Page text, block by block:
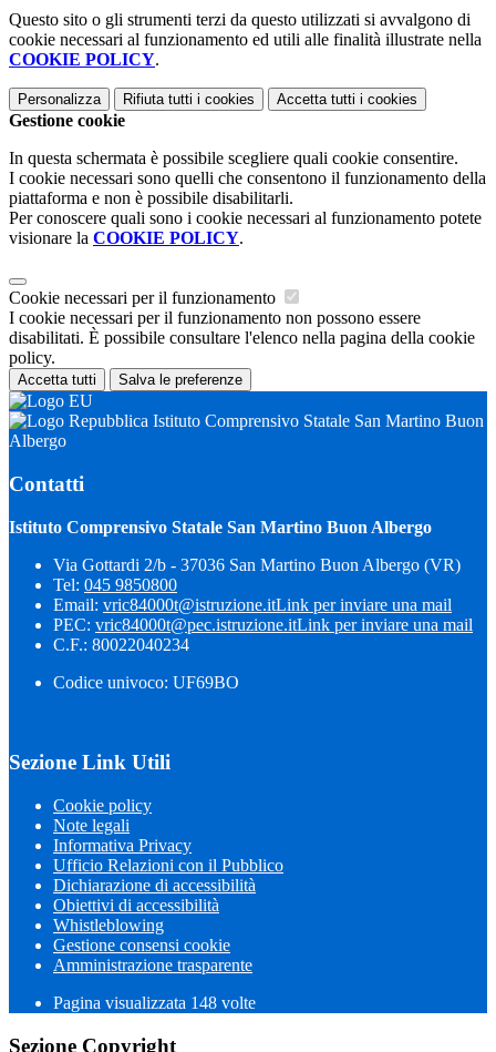
Questo sito o gli strumenti terzi da questo utilizzati si avvalgono di
cookie necessari al funzionamento ed utili alle finalità illustrate nella
COOKIE POLICY.
Personalizza Rifiuta tutti i cookies Accetta tutti i cookies
Gestione cookie
In questa schermata è possibile scegliere quali cookie consentire.
I cookie necessari sono quelli che consentono il funzionamento della
piattaforma e non è possibile disabilitarli.
Per conoscere quali sono i cookie necessari al funzionamento potete
visionare la COOKIE POLICY.
Cookie necessari per il funzionamento
I cookie necessari per il funzionamento non possono essere
disabilitati. È possibile consultare l'elenco nella pagina della cookie
policy.
Accetta tutti Salva le preferenze
Istituto Comprensivo Statale San Martino Buon
Albergo
Contatti
Istituto Comprensivo Statale San Martino Buon Albergo
Via Gottardi 2/b - 37036 San Martino Buon Albergo (VR)
Tel: 045 9850800
Email: vric84000t@istruzione.itLink per inviare una mail
PEC: vric84000t@pec.istruzione.itLink per inviare una mail
C.F.: 80022040234
Codice univoco: UF69BO
Sezione Link Utili
Cookie policy
Note legali
Informativa Privacy
Ufficio Relazioni con il Pubblico
Dichiarazione di accessibilità
Obiettivi di accessibilità
Whistleblowing
Gestione consensi cookie
Amministrazione trasparente
Pagina visualizzata 148 volte
Sezione Copyright